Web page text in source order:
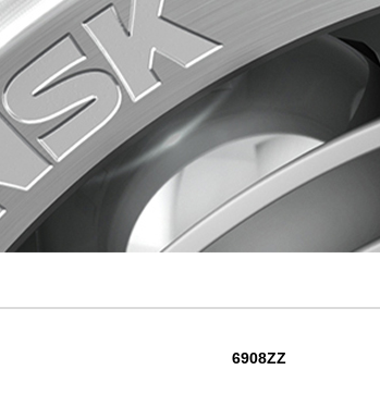
6908ZZ